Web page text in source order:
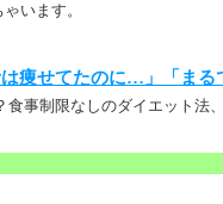
います。
痩せてたのに…」「まる
食事制限なしのダイエット法